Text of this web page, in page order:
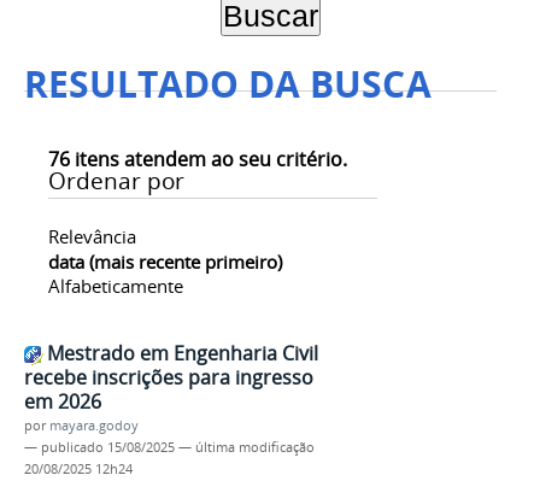
RESULTADO DA BUSCA
76 itens atendem ao seu critério.
Ordenar por
Relevância
data (mais recente primeiro)
Alfabeticamente
Mestrado em Engenharia Civil
recebe inscrições para ingresso
em 2026
por mayara.godoy
— publicado 15/08/2025 — última modificação
20/08/2025 12h24